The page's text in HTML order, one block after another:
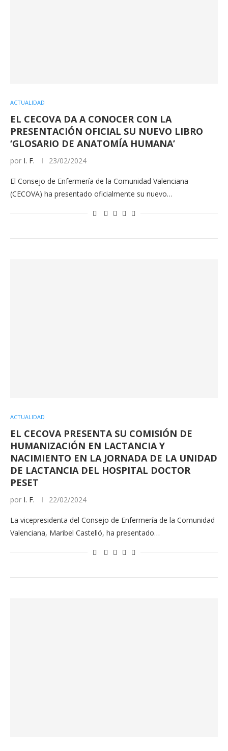
ACTUALIDAD
EL CECOVA DA A CONOCER CON LA
PRESENTACIÓN OFICIAL SU NUEVO LIBRO
‘GLOSARIO DE ANATOMÍA HUMANA’
por I. F. 23/02/2024
El Consejo de Enfermería de la Comunidad Valenciana
(CECOVA) ha presentado oficialmente su nuevo…
ACTUALIDAD
EL CECOVA PRESENTA SU COMISIÓN DE
HUMANIZACIÓN EN LACTANCIA Y
NACIMIENTO EN LA JORNADA DE LA UNIDAD
DE LACTANCIA DEL HOSPITAL DOCTOR
PESET
por I. F. 22/02/2024
La vicepresidenta del Consejo de Enfermería de la Comunidad
Valenciana, Maribel Castelló, ha presentado…